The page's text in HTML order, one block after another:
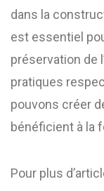
dans la
est essentiel
préservation de
pratiques
pouvons créer
bénéficient à la
Pour plus